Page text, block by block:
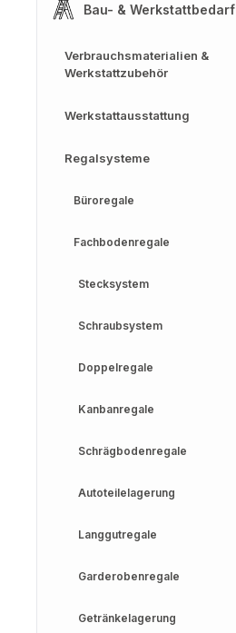
Bau- & Werkstattbedarf
Verbrauchsmaterialien &
Werkstattzubehör
Werkstattausstattung
Regalsysteme
Büroregale
Fachbodenregale
Stecksystem
Schraubsystem
Doppelregale
Kanbanregale
Schrägbodenregale
Autoteilelagerung
Langgutregale
Garderobenregale
Getränkelagerung